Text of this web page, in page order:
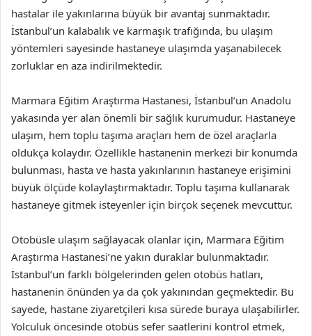
hastalar ile yakınlarına büyük bir avantaj sunmaktadır.
İstanbul’un kalabalık ve karmaşık trafığında, bu ulaşım
yöntemleri sayesinde hastaneye ulaşımda yaşanabilecek
zorluklar en aza indirilmektedir.
Marmara Eğitim Araştırma Hastanesi, İstanbul’un Anadolu
yakasında yer alan önemli bir sağlık kurumudur. Hastaneye
ulaşım, hem toplu taşıma araçları hem de özel araçlarla
oldukça kolaydır. Özellikle hastanenin merkezi bir konumda
bulunması, hasta ve hasta yakınlarının hastaneye erişimini
büyük ölçüde kolaylaştırmaktadır. Toplu taşıma kullanarak
hastaneye gitmek isteyenler için birçok seçenek mevcuttur.
Otobüsle ulaşım sağlayacak olanlar için, Marmara Eğitim
Araştırma Hastanesi’ne yakın duraklar bulunmaktadır.
İstanbul’un farklı bölgelerinden gelen otobüs hatları,
hastanenin önünden ya da çok yakınından geçmektedir. Bu
sayede, hastane ziyaretçileri kısa sürede buraya ulaşabilirler.
Yolculuk öncesinde otobüs sefer saatlerini kontrol etmek,